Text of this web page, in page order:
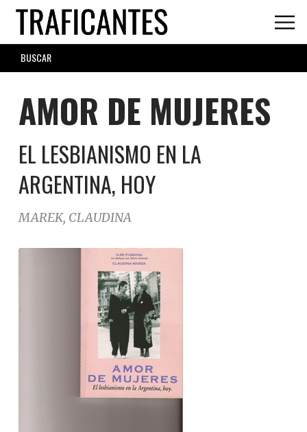
Skip
main
content
SEARCH
FORM
AMOR DE MUJERES
EL LESBIANISMO EN LA
ARGENTINA, HOY
MAREK, CLAUDINA